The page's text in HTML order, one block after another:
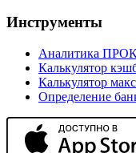
Инструменты
Аналитика
Калькулятор
Калькулятор
Определение